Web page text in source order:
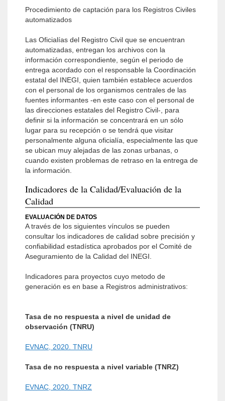
Procedimiento de captación para los Registros Civiles
automatizados
Las Oficialías del Registro Civil que se encuentran
automatizadas, entregan los archivos con la
información correspondiente, según el periodo de
entrega acordado con el responsable la Coordinación
estatal del INEGI, quien también establece acuerdos
con el personal de los organismos centrales de las
fuentes informantes -en este caso con el personal de
las direcciones estatales del Registro Civil-, para
definir si la información se concentrará en un sólo
lugar para su recepción o se tendrá que visitar
personalmente alguna oficialía, especialmente las que
se ubican muy alejadas de las zonas urbanas, o
cuando existen problemas de retraso en la entrega de
la información.
Indicadores de la Calidad/Evaluación de la
Calidad
EVALUACIÓN DE DATOS
A través de los siguientes vínculos se pueden
consultar los indicadores de calidad sobre precisión y
confiabilidad estadística aprobados por el Comité de
Aseguramiento de la Calidad del INEGI.
Indicadores para proyectos cuyo metodo de
generación es en base a Registros administrativos:
Tasa de no respuesta a nivel de unidad de
observación (TNRU)
EVNAC, 2020. TNRU
Tasa de no respuesta a nivel variable (TNRZ)
EVNAC, 2020. TNRZ